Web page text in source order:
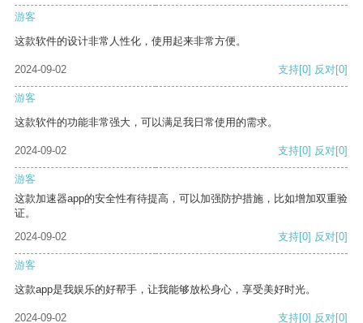
游客
这款软件的设计非常人性化，使用起来非常方便。
2024-09-02 支持[0] 反对[0]
游客
这款软件的功能非常强大，可以满足我日常使用的需求。
2024-09-02 支持[0] 反对[0]
游客
这款加速器app的安全性有待提高，可以加强防护措施，比如增加双重验
证。
2024-09-02
支持[0] 反对[0]
游客
这款app是我娱乐的好帮手，让我能够放松身心，享受美好时光。
2024-09-02 支持[0] 反对[0]